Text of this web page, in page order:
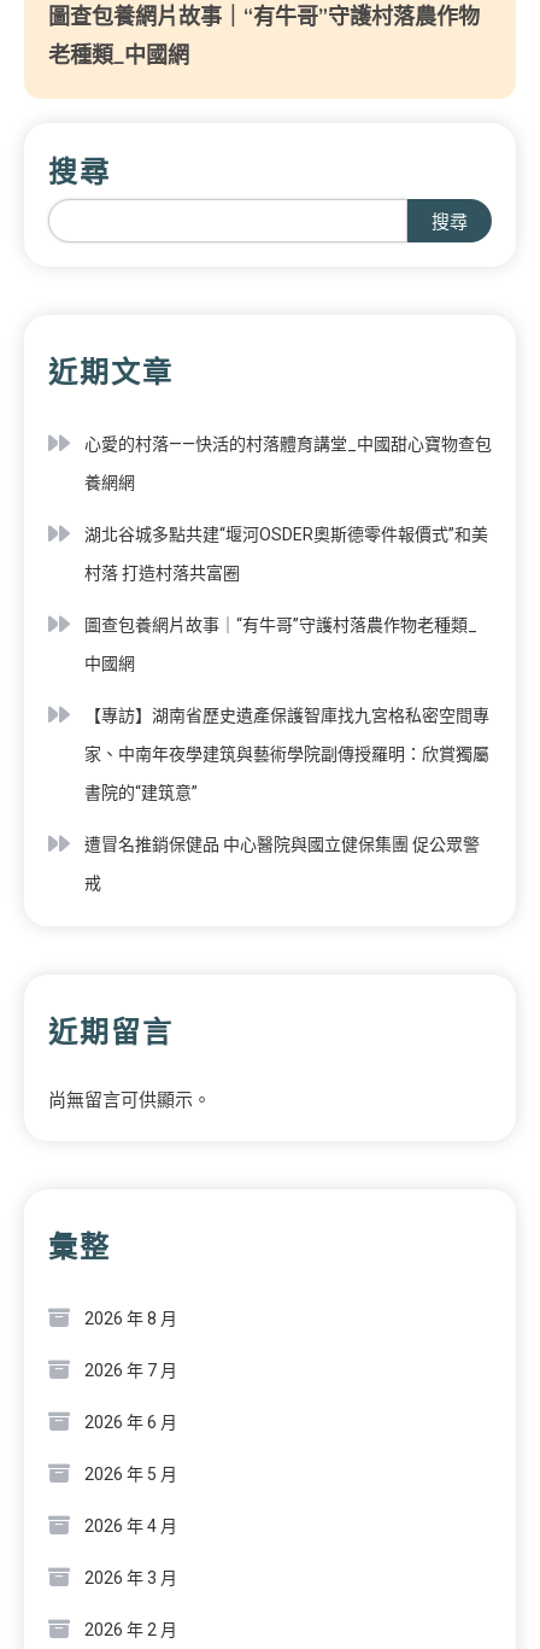
圖查包養網片故事｜“有牛哥”守護村落農作物
老種類_中國網
搜尋
搜尋
近期文章
心愛的村落——快活的村落體育講堂_中國甜心寶物查包
養網網
湖北谷城多點共建“堰河OSDER奧斯德零件報價式”和美
村落 打造村落共富圈
圖查包養網片故事｜“有牛哥”守護村落農作物老種類_
中國網
【專訪】湖南省歷史遺產保護智庫找九宮格私密空間專
家、中南年夜學建筑與藝術學院副傳授羅明：欣賞獨屬
書院的“建筑意”
遭冒名推銷保健品 中心醫院與國立健保集團 促公眾警
戒
近期留言
尚無留言可供顯示。
彙整
2026 年 8 月
2026 年 7 月
2026 年 6 月
2026 年 5 月
2026 年 4 月
2026 年 3 月
2026 年 2 月